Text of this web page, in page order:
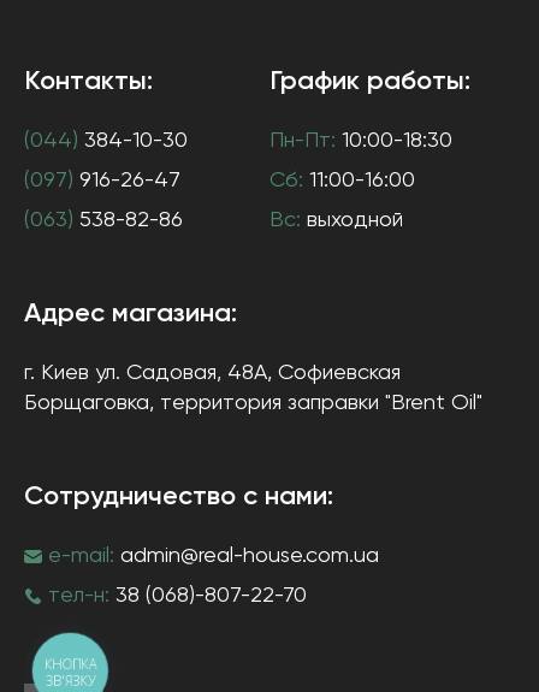
Контакты:
(044) 384-10-30
(097) 916-26-47
(063) 538-82-86
График работы:
Пн-Пт: 10:00-18:30
Сб: 11:00-16:00
Вс: выходной
Адрес магазина:
г. Киев ул. Садовая, 48А, Софиевская
Борщаговка, территория заправки "Brent Oil"
Сотрудничество с нами:
e-mail: admin@real-house.com.ua
тел-н: 38 (068)-807-22-70
КНОПКА
ЗВ'ЯЗКУ